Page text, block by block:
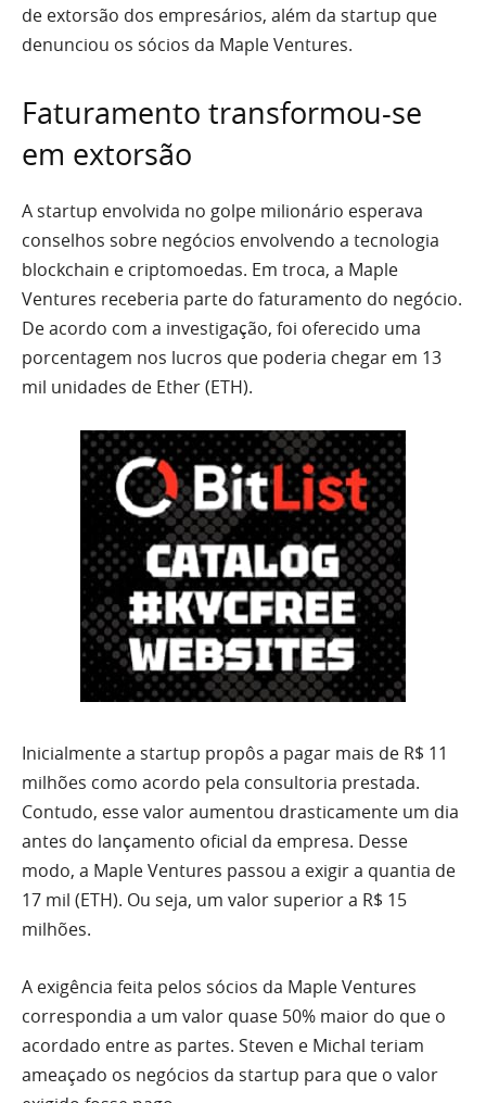
de extorsão dos empresários, além da startup que
denunciou os sócios da Maple Ventures.
Faturamento transformou-se
em extorsão
A startup envolvida no golpe milionário esperava
conselhos sobre negócios envolvendo a tecnologia
blockchain e criptomoedas. Em troca, a Maple
Ventures receberia parte do faturamento do negócio.
De acordo com a investigação, foi oferecido uma
porcentagem nos lucros que poderia chegar em 13
mil unidades de Ether (ETH).
Inicialmente a startup propôs a pagar mais de R$ 11
milhões como acordo pela consultoria prestada.
Contudo, esse valor aumentou drasticamente um dia
antes do lançamento oficial da empresa. Desse
modo, a Maple Ventures passou a exigir a quantia de
17 mil (ETH). Ou seja, um valor superior a R$ 15
milhões.
A exigência feita pelos sócios da Maple Ventures
correspondia a um valor quase 50% maior do que o
acordado entre as partes. Steven e Michal teriam
ameaçado os negócios da startup para que o valor